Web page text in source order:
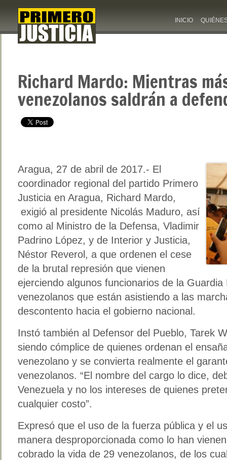
INICIO
Richard Mardo: Mientras
venezolanos saldrán a
Aragua, 27 de abril de 2017.- El
coordinador regional del partido Primero
Justicia en Aragua, Richard Mardo,
exigió al presidente Nicolás Maduro, así
como al Ministro de la Defensa, Vladimir
Padrino López, y de Interior y Justicia,
Néstor Reverol, a que ordenen el cese
de la brutal represión que vienen
ejerciendo algunos funcionarios de la Guardia
venezolanos que están asistiendo a las
descontento hacia el gobierno nacional.
Instó también al Defensor del Pueblo, Tarek
siendo cómplice de quienes ordenan el
venezolano y se convierta realmente el
venezolanos. “El nombre del cargo lo dice,
Venezuela y no los intereses de quienes
cualquier costo”.
Expresó que el uso de la fuerza pública y el
manera desproporcionada como lo han
cobrado la vida de 29 venezolanos, de los